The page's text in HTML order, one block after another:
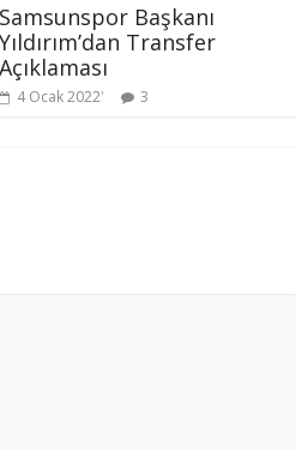
Samsunspor Başkanı
Yıldırım’dan Transfer
Açıklaması
4 Ocak 2022 3